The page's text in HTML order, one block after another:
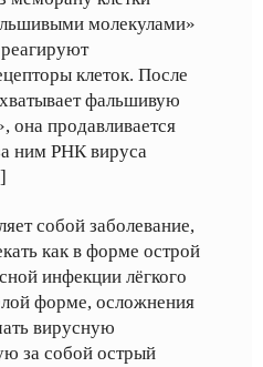
молекулами»
клеток. После
фальшивую
она продавливается
ним РНК вируса
]
собой заболевание,
как в форме острой
инфекции лёгкого
форме, осложнения
вирусную
за собой острый